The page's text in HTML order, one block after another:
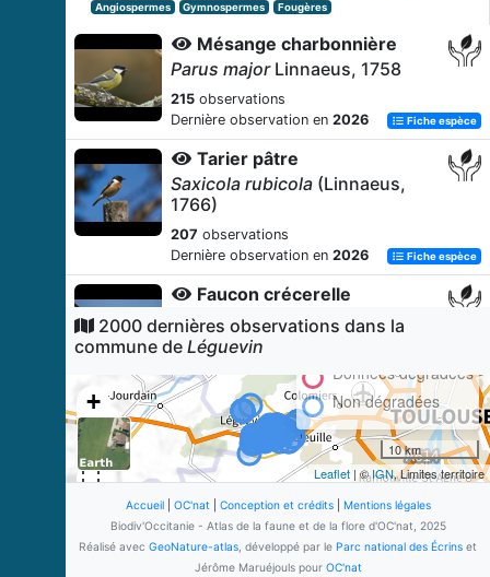
Angiospermes
Gymnospermes Fougères
Mésange charbonnière
Parus majorLinnaeus, 1758
215 observations
Dernière observation en 2026 Fiche espèce
Tarier pâtre
Saxicola rubicola (Linnaeus,
1766)
207 observations
Dernière observation en 2026 Fiche espèce
Faucon crécerelle
Falco tinnunculusLinnaeus,
1758
Dernière observation en2026 Fiche espèce
Chevreuil européen
Capreolus capreolus(Linnaeus,
1758)
200observations
Dernière observation en2026 Fiche espèce
Fauvette à tête noire
2000 dernières observations dans la
commune de Léguevin
+
Données dégradées
Non dégradées
10 km
Leaflet | ©IGN, Limites territoire
Accueil| OC'nat| Conception et crédits| Mentions légales
Biodiv'Occitanie - Atlas de la faune et de la flore d'OC'nat, 2025
Réalisé avec GeoNature-atlas , développé par le Parc national des Écrins et
Jérôme Maruéjouls pour OC'nat